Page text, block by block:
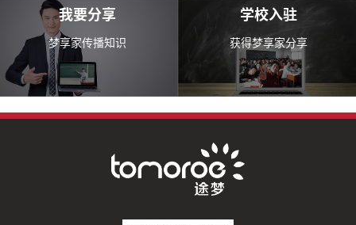
我要分享
梦享家传播知识
学校入驻
获得梦享家分享